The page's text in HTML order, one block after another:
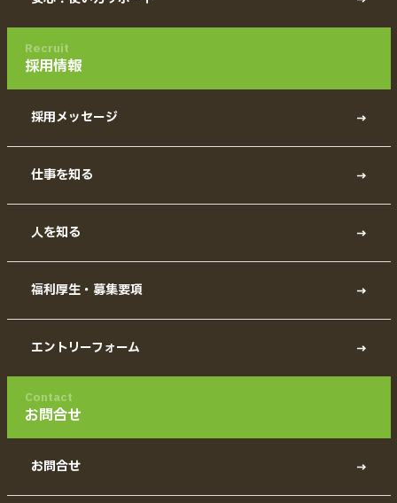
Recruit
採用情報
採用メッセージ
仕事を知る
人を知る
福利厚生・募集要項
エントリーフォーム
Contact
お問合せ
お問合せ